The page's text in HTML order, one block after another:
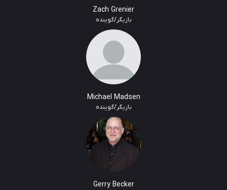
Zach Grenier
بازیگر/گوینده
Michael Madsen
بازیگر/گوینده
Gerry Becker